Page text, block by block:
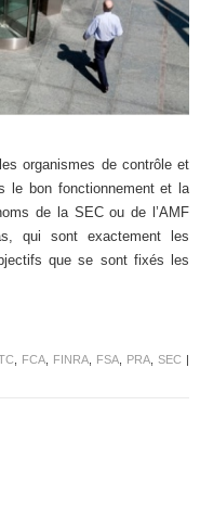
organismes de contrôle et
le bon fonctionnement et la
de la SEC ou de l’AMF
qui sont exactement les
que se sont fixés les
, FCA, FINRA, FSA, PRA, SEC |